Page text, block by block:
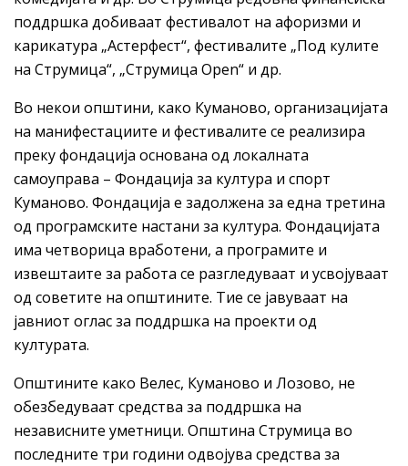
поддршка добиваат фестивалот на афоризми и
карикатура „Астерфест“, фестивалите „Под кулите
на Струмица“, „Струмица Open“ и др.
Во некои општини, како Куманово, организацијата
на манифестациите и фестивалите се реализира
преку фондација основана од локалната
самоуправа – Фондација за култура и спорт
Куманово. Фондација е задолжена за една третина
од програмските настани за култура. Фондацијата
има четворица вработени, а програмите и
извештаите за работа се разгледуваат и усвојуваат
од советите на општините. Тие се јавуваат на
јавниот оглас за поддршка на проекти од
културата.
Општините како Велес, Куманово и Лозово, не
обезбедуваат средства за поддршка на
независните уметници. Општина Струмица во
последните три години одвојува средства за